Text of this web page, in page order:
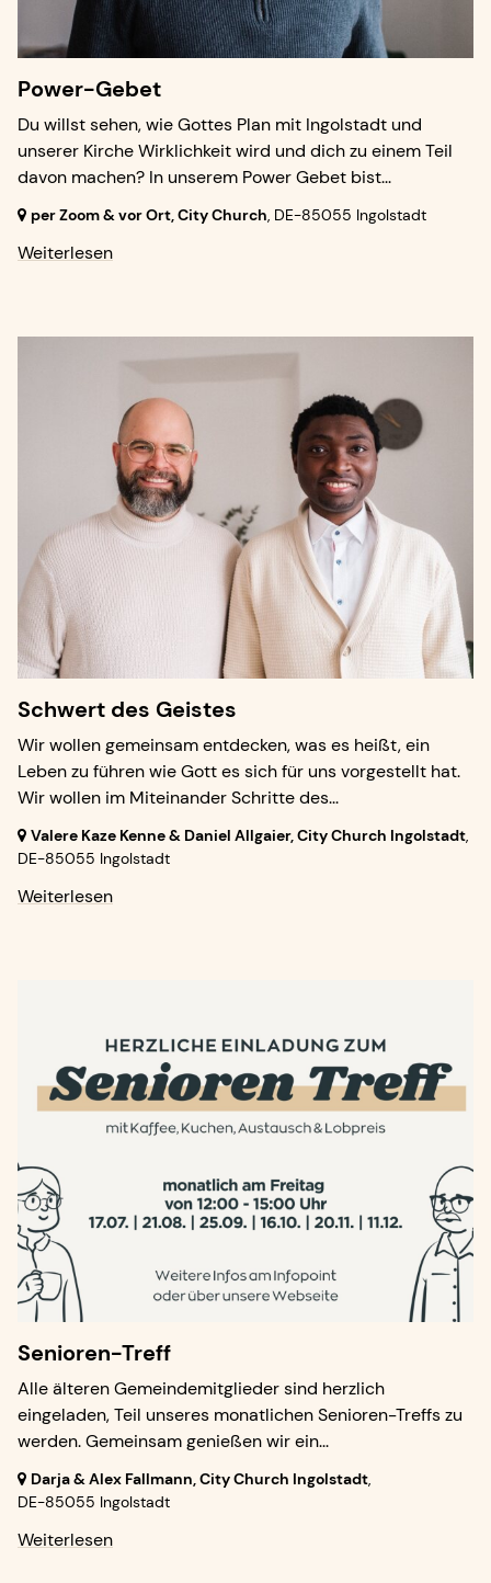
Power-Gebet
Du willst sehen, wie Gottes Plan mit Ingolstadt und
unserer Kirche Wirklichkeit wird und dich zu einem Teil
davon machen? In unserem Power Gebet bist...
per Zoom & vor Ort, City Church, DE-85055 Ingolstadt
Weiterlesen
Schwert des Geistes
Wir wollen gemeinsam entdecken, was es heißt, ein
Leben zu führen wie Gott es sich für uns vorgestellt hat.
Wir wollen im Miteinander Schritte des...
Valere Kaze Kenne & Daniel Allgaier, City Church Ingolstadt,
DE-85055 Ingolstadt
Weiterlesen
Senioren-Treff
Alle älteren Gemeindemitglieder sind herzlich
eingeladen, Teil unseres monatlichen Senioren-Treffs zu
werden. Gemeinsam genießen wir ein...
Darja & Alex Fallmann, City Church Ingolstadt,
DE-85055 Ingolstadt
Weiterlesen